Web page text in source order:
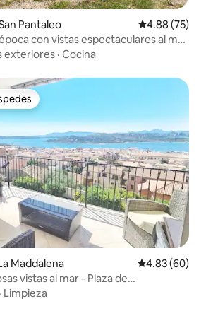
Pantaleo Calificación
4.88 (75)
con vistas espectaculares al mar
exteriores · Cocina
Maddalena Calificación
4.83 (60)
vistas al mar - Plaza de
· Limpieza